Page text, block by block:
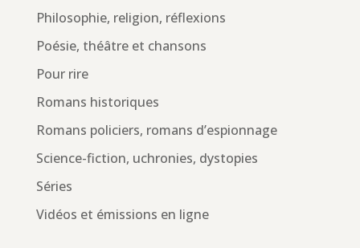
Philosophie, religion, réflexions
Poésie, théâtre et chansons
Pour rire
Romans historiques
Romans policiers, romans d’espionnage
Science-fiction, uchronies, dystopies
Séries
Vidéos et émissions en ligne